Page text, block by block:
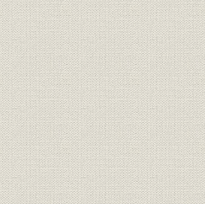
第3節 商品構成の変容と販売体制
第4節 海外事業の拡大
第5節 経営管理・労務と業績の推移
第4章 市場の成熟と国際化のなかの経営
第1節 市場成熟のなかの経営環境と経
第2節 研究・生産体制における競争力の
第3節 販売力の強化と製品分野の多角